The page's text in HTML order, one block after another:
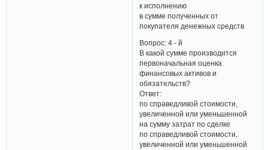
к исполнению
в сумме полученных от
покупателя денежных средств
Вопрос: 4 - й
В какой сумме производится
первоначальная оценка
финансовых активов и
обязательств?
Ответ:
по справедливой стоимости,
увеличенной или уменьшенной
на сумму затрат по сделке
по справедливой стоимости,
увеличенной или уменьшенной